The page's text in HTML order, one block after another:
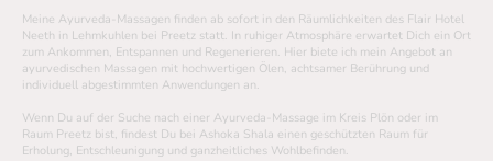
Meine Ayurveda-Massagen finden ab sofort in den Räumlichkeiten des Flair Hotel
Neeth in Lehmkuhlen bei Preetz statt. In ruhiger Atmosphäre erwartet Dich ein Ort
zum Ankommen, Entspannen und Regenerieren. Hier biete ich mein Angebot an
ayurvedischen Massagen mit hochwertigen Ölen, achtsamer Berührung und
individuell abgestimmten Anwendungen an.
Wenn Du auf der Suche nach einer Ayurveda-Massage im Kreis Plön oder im
Raum Preetz bist, findest Du bei Ashoka Shala einen geschützten Raum für
Erholung, Entschleunigung und ganzheitliches Wohlbefinden.